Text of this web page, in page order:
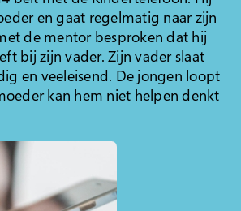
indienen
Thuis
Veilig Thuis
vragen
en gaat regelmatig naar zijn
de mentor besproken dat hij
bij zijn vader. Zijn vader slaat
en veeleisend. De jongen loopt
kan hem niet helpen denkt